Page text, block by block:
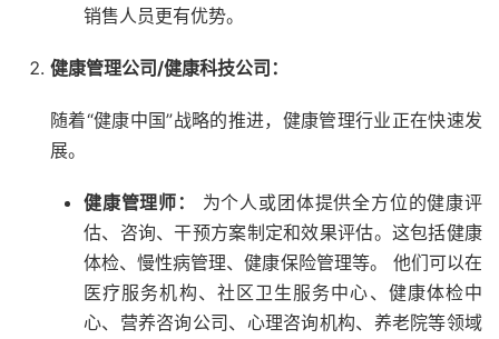
销售人员更有优势。
健康管理公司/健康科技公司：
随着“健康中国”战略的推进，健康管理行业正在快速发
展。
健康管理师：
为个人或团体提供全方位的健康评
估、咨询、干预方案制定和效果评估。这包括健康
体检、慢性病管理、健康保险管理等。 他们可以在
医疗服务机构、社区卫生服务中心、健康体检中
心、营养咨询公司、心理咨询机构、养老院等领域